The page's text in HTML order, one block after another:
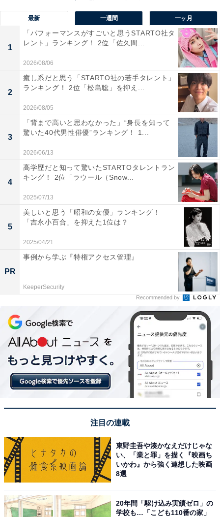
View this post on Instagram
A post shared by YutoNagatomo 長友佑都 (@yutonagatomo55)
1位に輝いたのは、FC東京所属の長友佑都選手でした！
ビュー。その後、インテル・ミラノやトルコのガラタサ
ライSKなどへの移籍を経て、2021年から古巣のFC東京
でプレーしています。4大会連続で日本代表に選出され
たカタールW杯では全4試合にスタメン出場し、歴代W杯
日本代表最多の通算15試合出場する偉業も達成しまし
た。
2023年4月には第4子が産まれたことを報告しており、現
在4人の男の子のパパとしても奮闘しています。
回答者からは「ずっと好きで見ていましたが、お父さん
になり、より家族への愛が溢れていて理想！」（東京
都・20代女性）、「サッカーに対する情熱が感じられる
し、家族愛もすごく伝わってくるから」（岩手県・30代
最新 一週間 一ヶ月
1
「パフォーマンスがすごいと思うSTARTO社タ
レント」ランキング！ 2位「佐久間...
2026/08/06
2
癒し系だと思う「STARTO社の若手タレント」
ランキング！ 2位「松島聡」を抑え...
2026/08/05
3
「背まで高いと思わなかった」“身長を知って
驚いた40代男性俳優”ランキング！ 1...
2026/06/13
4
高学歴だと知って驚いたSTARTOタレントラン
キング！ 2位「ラウール（Snow...
2025/07/13
5
美しいと思う「昭和の女優」ランキング！
「吉永小百合」を抑えた1位は？
2025/04/21
PR
事例から学ぶ『特権アクセス管理』
KeeperSecurity
Recommended by
注目の連載
東野圭吾や湊かなえだけじゃな
い、「業と罪」を描く『映画ち
いかわ』から強く連想した映画
8選
20年間「駆け込み実績ゼロ」の
学校も…「こども110番の家」